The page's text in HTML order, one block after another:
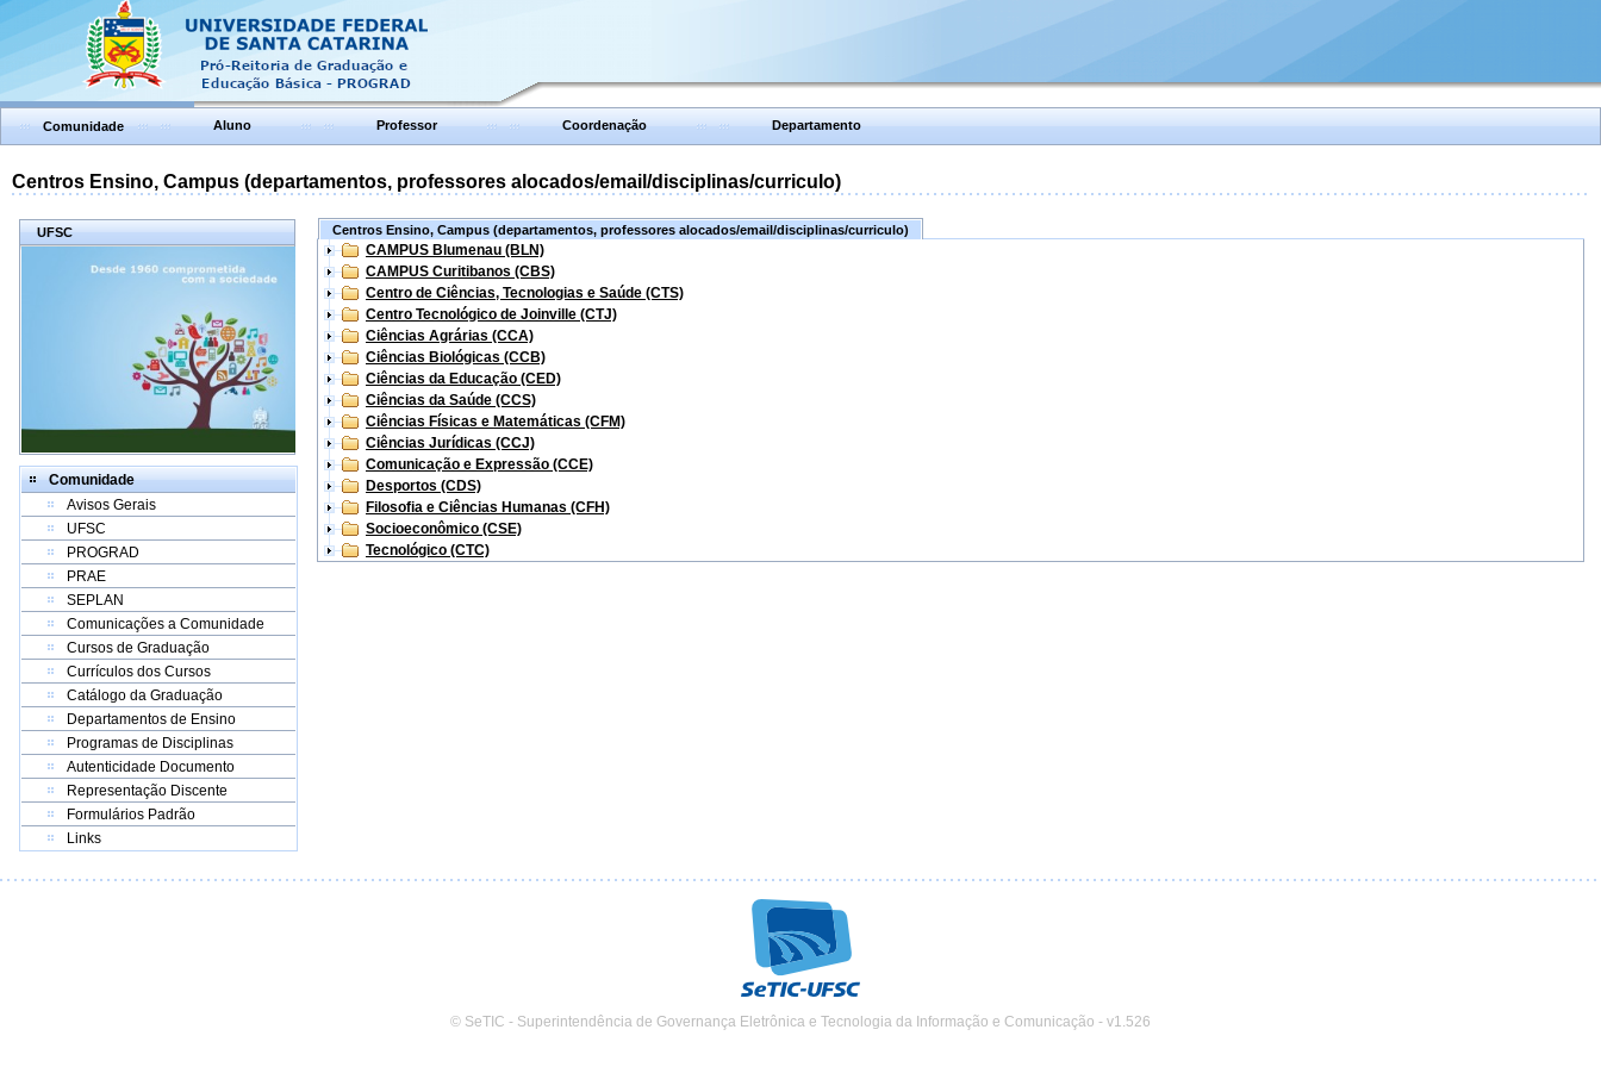
Comunidade Aluno Professor Coordenação Departamento
Centros Ensino, Campus (departamentos, professores alocados/email/disciplinas/curriculo)
UFSC
Comunidade
Avisos Gerais
UFSC
PROGRAD
PRAE
SEPLAN
Comunicações a Comunidade
Cursos de Graduação
Currículos dos Cursos
Catálogo da Graduação
Departamentos de Ensino
Programas de Disciplinas
Autenticidade Documento
Representação Discente
Formulários Padrão
Links
Centros Ensino, Campus (departamentos, professores alocados/email/disciplinas/curriculo)
CAMPUS Blumenau (BLN)
CAMPUS Curitibanos (CBS)
Centro de Ciências, Tecnologias e Saúde (CTS)
Centro Tecnológico de Joinville (CTJ)
Ciências Agrárias (CCA)
Ciências Biológicas (CCB)
Ciências da Educação (CED)
Ciências da Saúde (CCS)
Ciências Físicas e Matemáticas (CFM)
Ciências Jurídicas (CCJ)
Comunicação e Expressão (CCE)
Desportos (CDS)
Filosofia e Ciências Humanas (CFH)
Socioeconômico (CSE)
Tecnológico (CTC)
© SeTIC - Superintendência de Governança Eletrônica e Tecnologia da Informação e Comunicação - v1.526